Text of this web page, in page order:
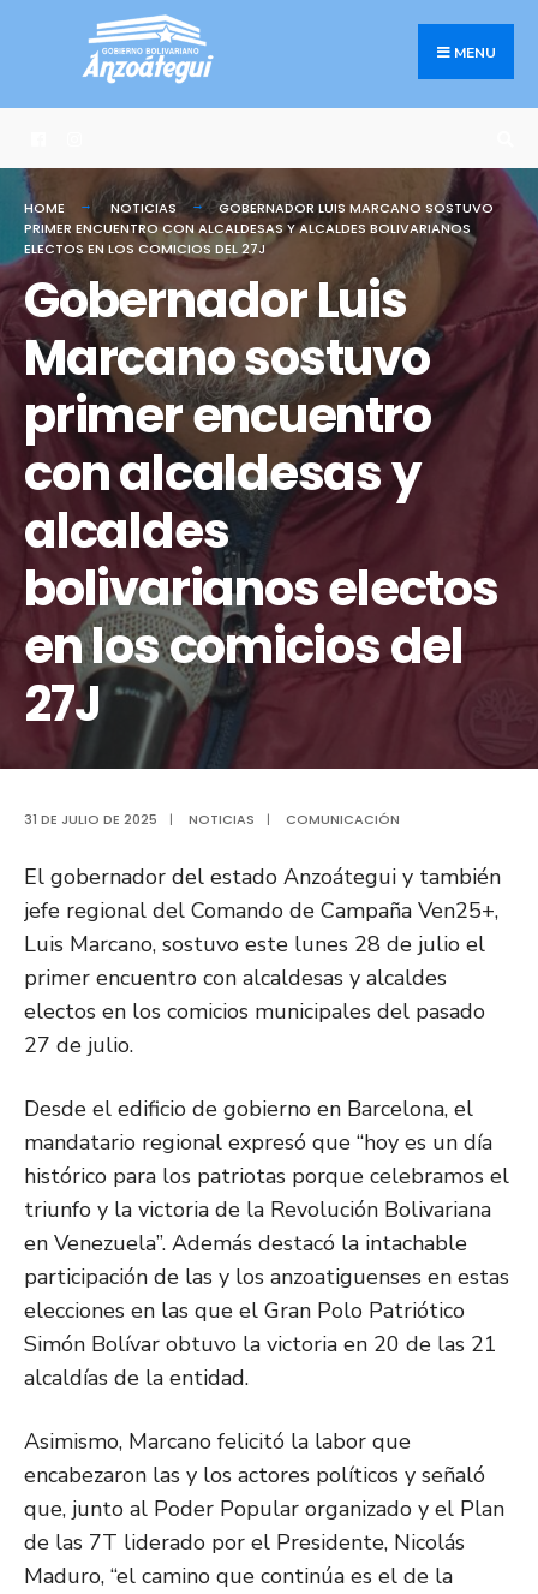
MENU
HOME NOTICIAS
GOBERNADOR LUIS MARCANO SOSTUVO
PRIMER ENCUENTRO CON ALCALDESAS Y ALCALDES BOLIVARIANOS
ELECTOS EN LOS COMICIOS DEL 27J
Gobernador Luis
Marcano sostuvo
primer encuentro
con alcaldesas y
alcaldes
bolivarianos electos
en los comicios del
27J
31 DE JULIO DE 2025 | NOTICIAS | COMUNICACIÓN
El gobernador del estado Anzoátegui y también
jefe regional del Comando de Campaña Ven25+,
Luis Marcano, sostuvo este lunes 28 de julio el
primer encuentro con alcaldesas y alcaldes
electos en los comicios municipales del pasado
27 de julio.
Desde el edificio de gobierno en Barcelona, el
mandatario regional expresó que “hoy es un día
histórico para los patriotas porque celebramos el
triunfo y la victoria de la Revolución Bolivariana
en Venezuela”. Además destacó la intachable
participación de las y los anzoatiguenses en estas
elecciones en las que el Gran Polo Patriótico
Simón Bolívar obtuvo la victoria en 20 de las 21
alcaldías de la entidad.
Asimismo, Marcano felicitó la labor que
encabezaron las y los actores políticos y señaló
que, junto al Poder Popular organizado y el Plan
de las 7T liderado por el Presidente, Nicolás
Maduro, “el camino que continúa es el de la
Search